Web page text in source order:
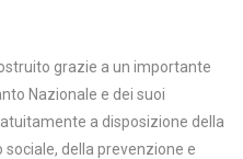
grazie a un importante
Nazionale e dei suoi
a disposizione della
della prevenzione e